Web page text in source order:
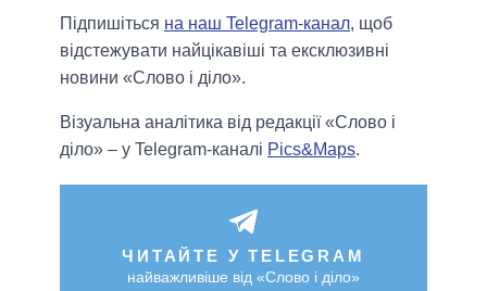
Підпишіться на наш Telegram-канал, щоб
відстежувати найцікавіші та ексклюзивні
новини «Слово і діло».
Візуальна аналітика від редакції «Слово і
діло» – у Telegram-каналі Pics&Maps.
ЧИТАЙТЕ У TELEGRAM
найважливіше від «Слово і діло»